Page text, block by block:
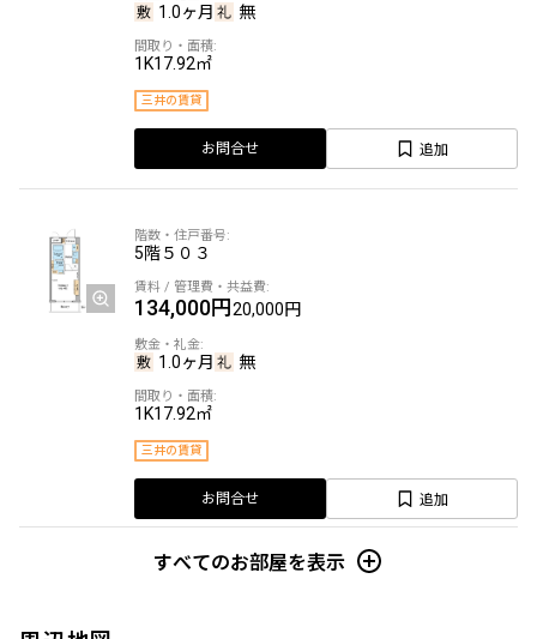
1.0ヶ月 無
1K17.92㎡
三井の賃貸
お問合せ 追加
5階５０３
134,000円20,000円
1.0ヶ月 無
1K17.92㎡
三井の賃貸
お問合せ 追加
すべてのお部屋を表示